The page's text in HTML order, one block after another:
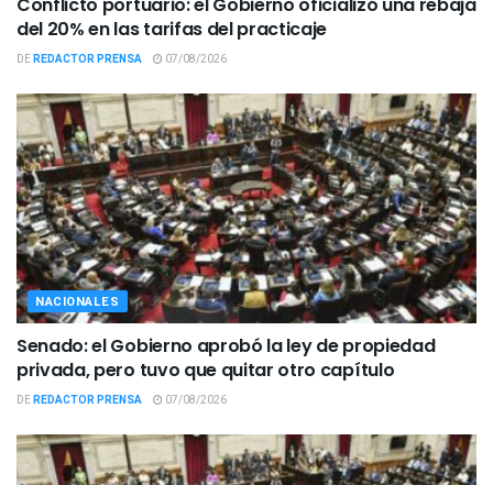
del 20% en las tarifas del practicaje
DEREDACTOR PRENSA 07/08/2026
NACIONALES
Senado: el Gobierno aprobó la ley de propiedad
privada, pero tuvo que quitar otro capítulo
DEREDACTOR PRENSA 07/08/2026